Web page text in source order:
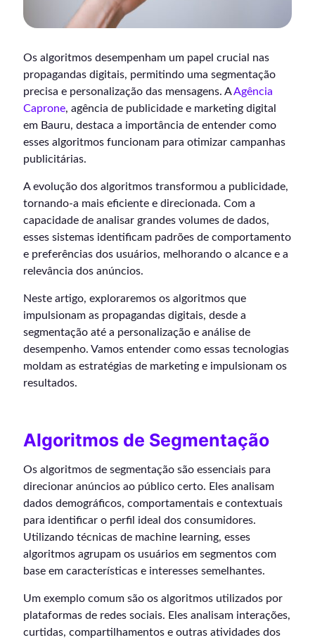
Os algoritmos desempenham um papel crucial nas
propagandas digitais, permitindo uma segmentação
precisa e personalização das mensagens. AAgência
Caprone, agência de publicidade e marketing digital
em Bauru, destaca a importância de entender como
esses algoritmos funcionam para otimizar campanhas
publicitárias.
A evolução dos algoritmos transformou a publicidade,
tornando-a mais eficiente e direcionada. Com a
capacidade de analisar grandes volumes de dados,
esses sistemas identificam padrões de comportamento
e preferências dos usuários, melhorando o alcance e a
relevância dos anúncios.
Neste artigo, exploraremos os algoritmos que
impulsionam as propagandas digitais, desde a
segmentação até a personalização e análise de
desempenho. Vamos entender como essas tecnologias
moldam as estratégias de marketing e impulsionam os
resultados.
Algoritmos de Segmentação
Os algoritmos de segmentação são essenciais para
direcionar anúncios ao público certo. Eles analisam
dados demográficos, comportamentais e contextuais
para identificar o perfil ideal dos consumidores.
Utilizando técnicas de machine learning, esses
algoritmos agrupam os usuários em segmentos com
base em características e interesses semelhantes.
Um exemplo comum são os algoritmos utilizados por
plataformas de redes sociais. Eles analisam interações,
curtidas, compartilhamentos e outras atividades dos